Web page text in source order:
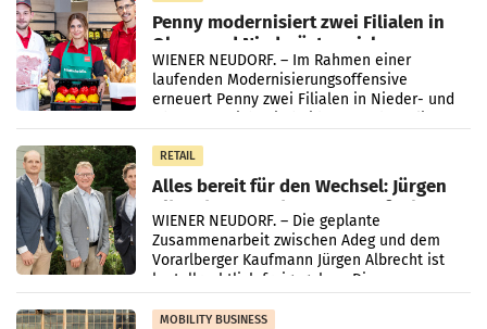
Penny modernisiert zwei Filialen in
Ober- und Niederösterreich
WIENER NEUDORF. – Im Rahmen einer
laufenden Modernisierungsoffensive
erneuert Penny zwei Filialen in Nieder- und
RETAIL
Alles bereit für den Wechsel: Jürgen
Albrecht setzt ab 1.1.2027 auf Adeg
WIENER NEUDORF. – Die geplante
Zusammenarbeit zwischen Adeg und dem
Vorarlberger Kaufmann Jürgen Albrecht ist
kartellrechtlich freigegeben: Die
Bundeswettbewerbsbehörde und der
Bundeskartellanwalt
MOBILITY BUSINESS